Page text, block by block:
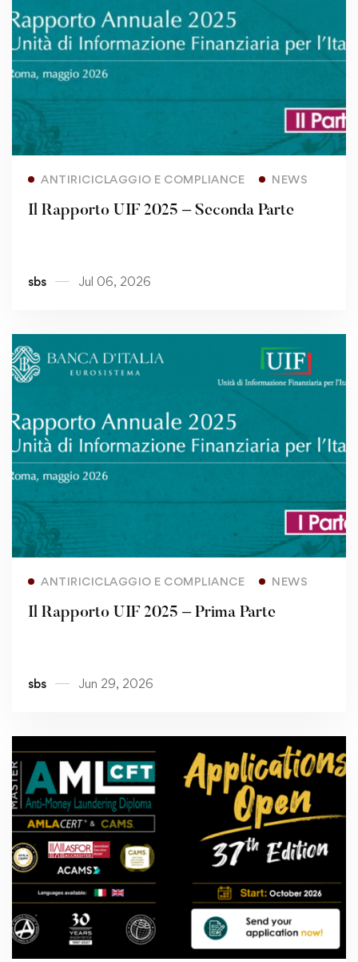
ANTIRICICLAGGIO E COMPLIANCE NEWS
Il Rapporto UIF 2025 – Seconda Parte
sbs Jul 06, 2026
ANTIRICICLAGGIO E COMPLIANCE NEWS
Il Rapporto UIF 2025 – Prima Parte
sbs Jun 29, 2026